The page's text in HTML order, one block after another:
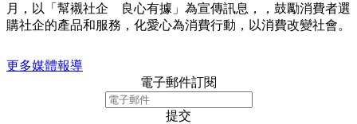
月，以「幫襯社企 良心有據」為宣傳訊息，，鼓勵消費者選
購社企的產品和服務，化愛心為消費行動，以消費改變社會。
更多媒體報導
電子郵件訂閱
提交